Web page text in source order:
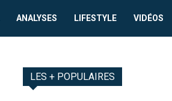
ANALYSES LIFESTYLE VIDÉOS
LES + POPULAIRES